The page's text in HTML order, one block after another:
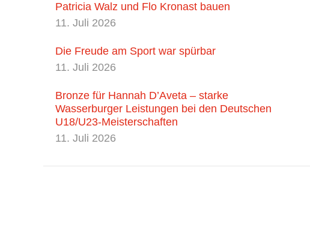
Patricia Walz und Flo Kronast bauen
11. Juli 2026
Die Freude am Sport war spürbar
11. Juli 2026
Bronze für Hannah D’Aveta – starke
Wasserburger Leistungen bei den Deutschen
U18/U23-Meisterschaften
11. Juli 2026